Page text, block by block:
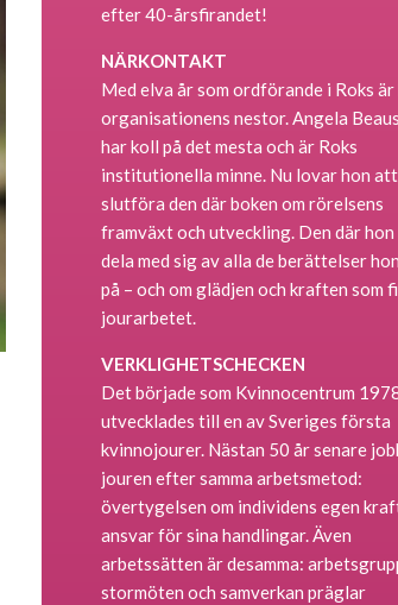
efter 40-årsfirandet!
NÄRKONTAKT
Med elva år som ordförande i Roks är
organisationens nestor. Angela
har koll på det mesta och är Roks
institutionella minne. Nu lovar hon att
slutföra den där boken om rörelsens
framväxt och utveckling. Den där hon
dela med sig av alla de berättelser
på – och om glädjen och kraften som
jourarbetet.
VERKLIGHETSCHECKEN
Det började som Kvinnocentrum
utvecklades till en av Sveriges första
kvinnojourer. Nästan 50 år senare
jouren efter samma arbets­metod:
övertygelsen om individens egen
ansvar för sina handlingar. Även
arbetssätten är desamma:
stormöten och samverkan präglar